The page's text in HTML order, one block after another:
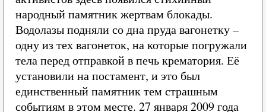
народный памятник жертвам блокады.
Водолазы подняли со дна пруда вагонетку –
одну из тех вагонеток, на которые погружали
тела перед отправкой в печь крематория. Её
установили на постамент, и это был
единственный памятник тем страшным
событиям в этом месте. 27 января 2009 года